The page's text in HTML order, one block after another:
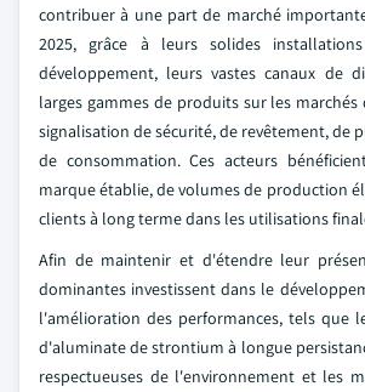
contribuer à une part de marché
2025, grâce à leurs solides
développement, leurs vastes canaux de
larges gammes de produits sur les
signalisation de sécurité, de revêtement, de
de consommation. Ces acteurs
marque établie, de volumes de production
clients à long terme dans les utilisations
Afin de maintenir et d'étendre leur
dominantes investissent dans le
l'amélioration des performances, tels que
d'aluminate de strontium à longue
respectueuses de l'environnement et les